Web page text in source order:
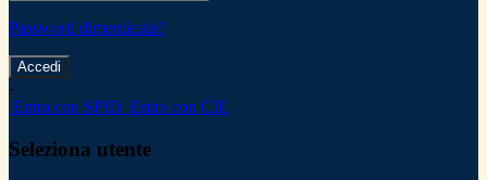
Password dimenticata?
-
Entra con SPID Entra con CIE
Seleziona utente